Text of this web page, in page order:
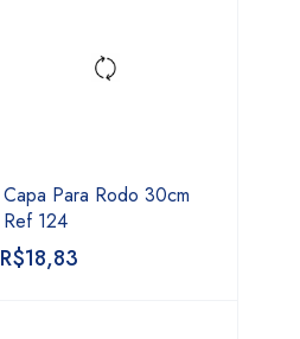
Capa Para Rodo 30cm
Ref 124
R$18,83